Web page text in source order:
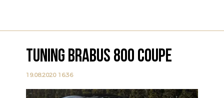
TUNING BRABUS 800 COUPE
19.08.2020 16:36